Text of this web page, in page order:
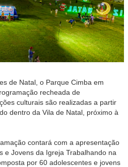
de Natal, o Parque Cimba em
recheada de
culturais são realizadas a partir
dentro da Vila de Natal, próximo à
contará com a apresentação
e Jovens da Igreja Trabalhando na
por 60 adolescentes e jovens